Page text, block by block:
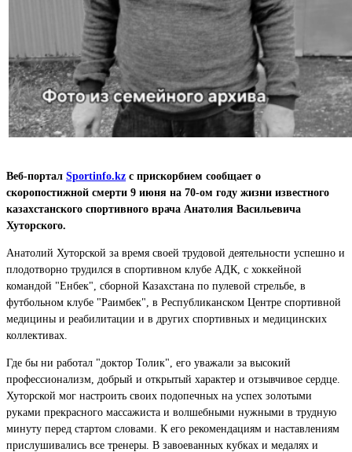
Веб-портал Sportinfo.kz с прискорбием сообщает о
скоропостижной смерти 9 июня на 70-ом году жизни известного
казахстанского спортивного врача Анатолия Васильевича
Хуторского.
Анатолий Хуторской за время своей трудовой деятельности успешно и
плодотворно трудился в спортивном клубе АДК, с хоккейной
командой "Енбек", сборной Казахстана по пулевой стрельбе, в
футбольном клубе "Раимбек", в Республиканском Центре спортивной
медицины и реабилитации и в других спортивных и медицинских
коллективах.
Где бы ни работал "доктор Толик", его уважали за высокий
профессионализм, добрый и открытый характер и отзывчивое сердце.
Хуторской мог настроить своих подопечных на успех золотыми
руками прекрасного массажиста и волшебными нужными в трудную
минуту перед стартом словами. К его рекомендациям и наставлениям
прислушивались все тренеры. В завоеванных кубках и медалях и